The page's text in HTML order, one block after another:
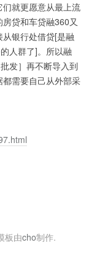
就更愿意从最上流
贷和车贷融360又
银行处借贷[是融
人群了]。所以融
发］再不断导入到
需要自己从外部采
板由cho制作.